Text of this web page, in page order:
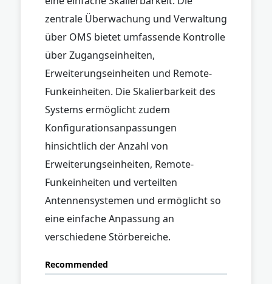
zentrale Überwachung und Verwaltung
über OMS bietet umfassende Kontrolle
über Zugangseinheiten,
Erweiterungseinheiten und Remote-
Funkeinheiten. Die Skalierbarkeit des
Systems ermöglicht zudem
Konfigurationsanpassungen
hinsichtlich der Anzahl von
Erweiterungseinheiten, Remote-
Funkeinheiten und verteilten
Antennensystemen und ermöglicht so
eine einfache Anpassung an
verschiedene Störbereiche.
Recommended